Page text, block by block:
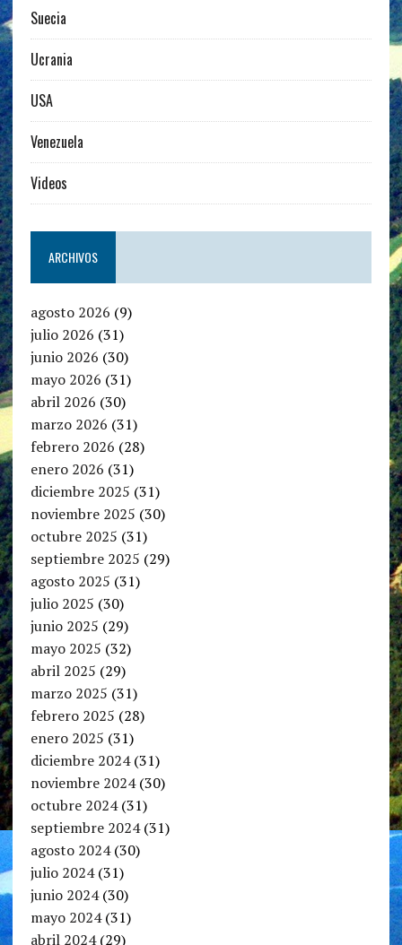
Suecia
Ucrania
USA
Venezuela
Videos
ARCHIVOS
agosto 2026 (9)
julio 2026 (31)
junio 2026 (30)
mayo 2026 (31)
abril 2026 (30)
marzo 2026 (31)
febrero 2026 (28)
enero 2026 (31)
diciembre 2025 (31)
noviembre 2025 (30)
octubre 2025 (31)
septiembre 2025 (29)
agosto 2025 (31)
julio 2025 (30)
junio 2025 (29)
mayo 2025 (32)
abril 2025 (29)
marzo 2025 (31)
febrero 2025 (28)
enero 2025 (31)
diciembre 2024(31)
noviembre 2024(30)
octubre 2024(31)
septiembre 2024(31)
agosto 2024(30)
julio 2024(31)
junio 2024(30)
mayo 2024(31)
abril 2024(29)